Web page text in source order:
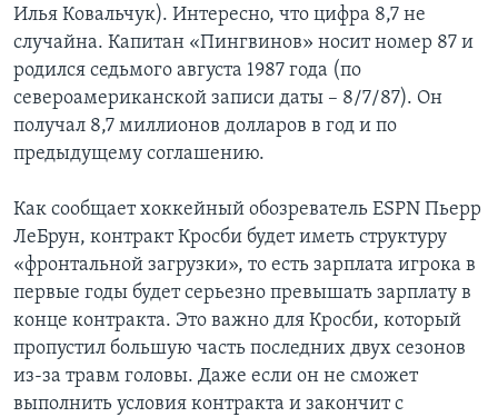
Илья Ковальчук). Интересно, что цифра 8,7 не
случайна. Капитан «Пингвинов» носит номер 87 и
родился седьмого августа 1987 года (по
североамериканской записи даты – 8/7/87). Он
получал 8,7 миллионов долларов в год и по
предыдущему соглашению.
Как сообщает хоккейный обозреватель ESPN Пьерр
ЛеБрун, контракт Кросби будет иметь структуру
«фронтальной загрузки», то есть зарплата игрока в
первые годы будет серьезно превышать зарплату в
конце контракта. Это важно для Кросби, который
пропустил большую часть последних двух сезонов
из-за травм головы. Даже если он не сможет
выполнить условия контракта и закончит с